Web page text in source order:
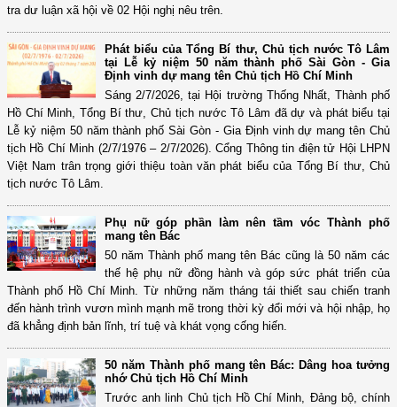
tra dư luận xã hội về 02 Hội nghị nêu trên.
Phát biểu của Tổng Bí thư, Chủ tịch nước Tô Lâm
tại Lễ kỷ niệm 50 năm thành phố Sài Gòn - Gia
Định vinh dự mang tên Chủ tịch Hồ Chí Minh
Sáng 2/7/2026, tại Hội trường Thống Nhất, Thành phố
Hồ Chí Minh, Tổng Bí thư, Chủ tịch nước Tô Lâm đã dự và phát biểu tại
Lễ kỷ niệm 50 năm thành phố Sài Gòn - Gia Định vinh dự mang tên Chủ
tịch Hồ Chí Minh (2/7/1976 – 2/7/2026). Cổng Thông tin điện tử Hội LHPN
Việt Nam trân trọng giới thiệu toàn văn phát biểu của Tổng Bí thư, Chủ
tịch nước Tô Lâm.
Phụ nữ góp phần làm nên tầm vóc Thành phố
mang tên Bác
50 năm Thành phố mang tên Bác cũng là 50 năm các
thế hệ phụ nữ đồng hành và góp sức phát triển của
Thành phố Hồ Chí Minh. Từ những năm tháng tái thiết sau chiến tranh
đến hành trình vươn mình mạnh mẽ trong thời kỳ đổi mới và hội nhập, họ
đã khẳng định bản lĩnh, trí tuệ và khát vọng cống hiến.
50 năm Thành phố mang tên Bác: Dâng hoa tưởng
nhớ Chủ tịch Hồ Chí Minh
Trước anh linh Chủ tịch Hồ Chí Minh, Đảng bộ, chính